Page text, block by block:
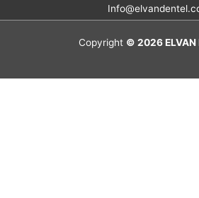
Copyright © 2026ELVAN